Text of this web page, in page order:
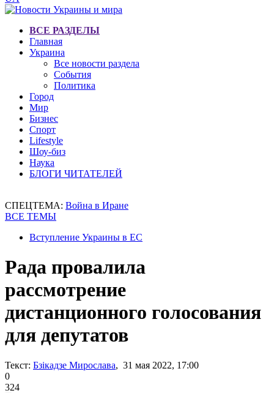
ВСЕ РАЗДЕЛЫ
Главная
Украина
Все новости раздела
События
Политика
Город
Мир
Бизнес
Спорт
Lifestyle
Шоу-биз
Наука
БЛОГИ ЧИТАТЕЛЕЙ
СПЕЦТЕМА: Война в Иране
ВСЕ ТЕМЫ
Вступление Украины в ЕС
Рада провалила
рассмотрение
дистанционного голосования
для депутатов
Текст: Бзікадзе Мирослава, 31 мая 2022, 17:00
0
324